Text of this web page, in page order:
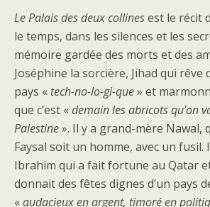
Le Palais des deux collinesest le récit
le temps, dans les silences et les
mémoire gardée des morts et des
Joséphine la sorcière, Jihad qui
pays « tech-no-lo-gi-que» et
que c’est «demain les abricots qu’on
Palestine». Il y a grand-mère Nawal,
Faysal soit un homme, avec un fusil.
Ibrahim qui a fait fortune au Qatar
donnait des fêtes dignes d’un pays
«audacieux en argent, timoré en